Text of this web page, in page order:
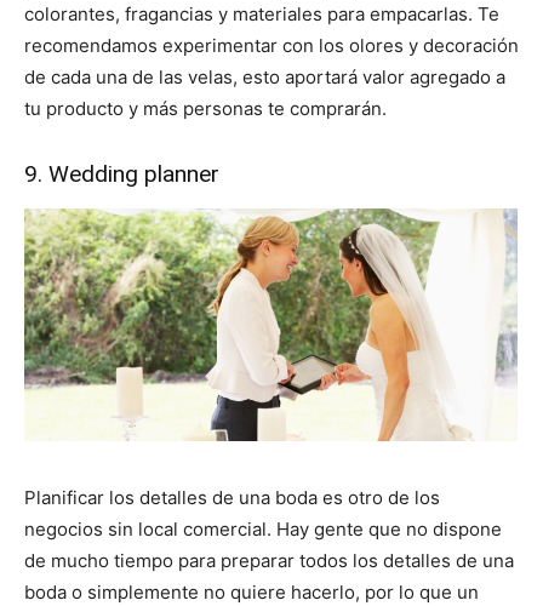
colorantes, fragancias y materiales para empacarlas. Te
recomendamos experimentar con los olores y decoración
de cada una de las velas, esto aportará valor agregado a
tu producto y más personas te comprarán.
9. Wedding planner
Planificar los detalles de una boda es otro de los
negocios sin local comercial. Hay gente que no dispone
de mucho tiempo para preparar todos los detalles de una
boda o simplemente no quiere hacerlo, por lo que un